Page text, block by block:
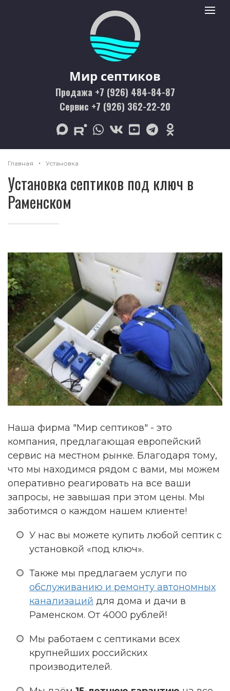
Мир септиков logo
Мир септиков
Продажа +7 (926) 484-84-87
Сервис +7 (926) 362-22-20
max rutubewhatsapp
vk youtubetelegramodnoklassniki
Toggle
Главная Установка
Установка септиков под ключ в
Раменском
Наша фирма "Мир септиков" - это
компания, предлагающая европейский
сервис на местном рынке. Благодаря тому,
что мы находимся рядом с вами, мы можем
оперативно реагировать на все ваши
запросы, не завышая при этом цены. Мы
заботимся о каждом нашем клиенте!
У нас вы можете купить любой септик с
установкой «под ключ».
Также мы предлагаем услуги по
обслуживанию и ремонту автономных
канализаций для дома и дачи в
Раменском. От 4000 рублей!
Мы работаем с септиками всех
крупнейших российских
производителей.